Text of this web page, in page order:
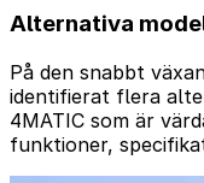
Alternativa
På den snabbt
identifierat flera
4MATIC som är
funktioner,